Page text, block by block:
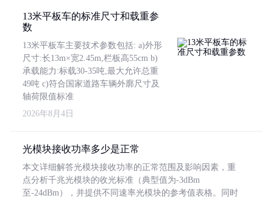
13米平板车的标准尺寸和载重参
数
13米平板车主要技术参数包括: a)外形
尺寸:长13m×宽2.45m,栏板高55cm b)
承载能力:标载30-35吨,最大允许总重
49吨 c)符合国家道路车辆外廓尺寸及
轴荷限值标准
2026年8月4日
光模块接收功率多少是正常
本文详细解答光模块接收功率的正常范围及影响因素，重
点分析千兆光模块的收光标准（典型值为-3dBm
至-24dBm），并提供不同速率光模块的参考值表格。同时